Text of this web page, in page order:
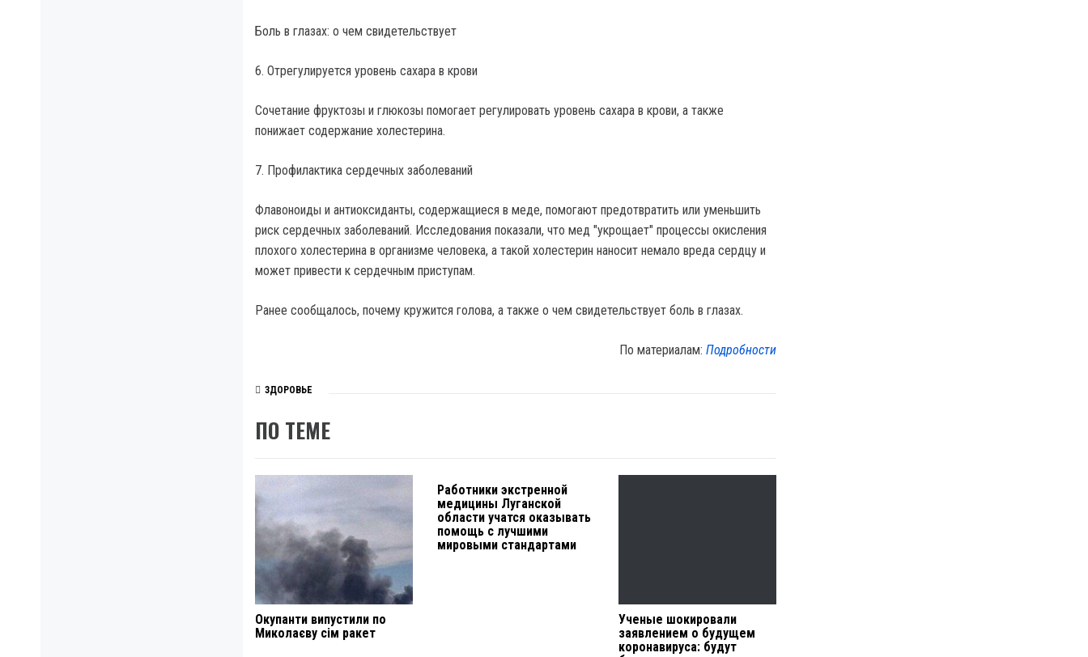
Боль в глазах: о чем свидетельствует
6. Отрегулируется уровень сахара в крови
Сочетание фруктозы и глюкозы помогает регулировать уровень сахара в крови, а также
понижает содержание холестерина.
7. Профилактика сердечных заболеваний
Флавоноиды и антиоксиданты, содержащиеся в меде, помогают предотвратить или уменьшить
риск сердечных заболеваний. Исследования показали, что мед "укрощает" процессы окисления
плохого холестерина в организме человека, а такой холестерин наносит немало вреда сердцу и
может привести к сердечным приступам.
Ранее сообщалось, почему кружится голова, а также о чем свидетельствует боль в глазах.
По материалам:Подробности
ЗДОРОВЬЕ
ПО ТЕМЕ
Окупанти випустили по
Миколаєву сім ракет
Работники экстренной
медицины Луганской
области учатся оказывать
помощь с лучшими
мировыми стандартами
Ученые шокировали
заявлением о будущем
коронавируса: будут